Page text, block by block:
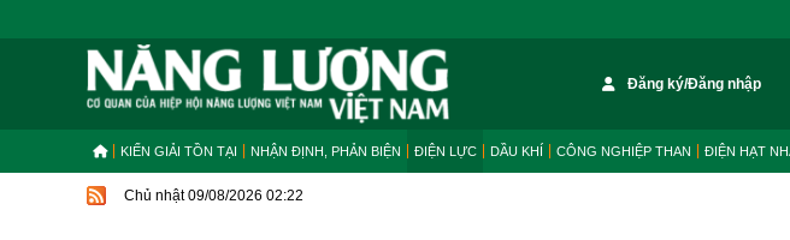
Đăng ký/Đăng nhập
KIẾN GIẢI TỒN TẠI NHẬN ĐỊNH, PHẢN BIỆN ĐIỆN LỰC DẦU KHÍ CÔNG NGHIỆP THAN ĐIỆN HẠT
Chủ nhật 09/08/2026 02:22